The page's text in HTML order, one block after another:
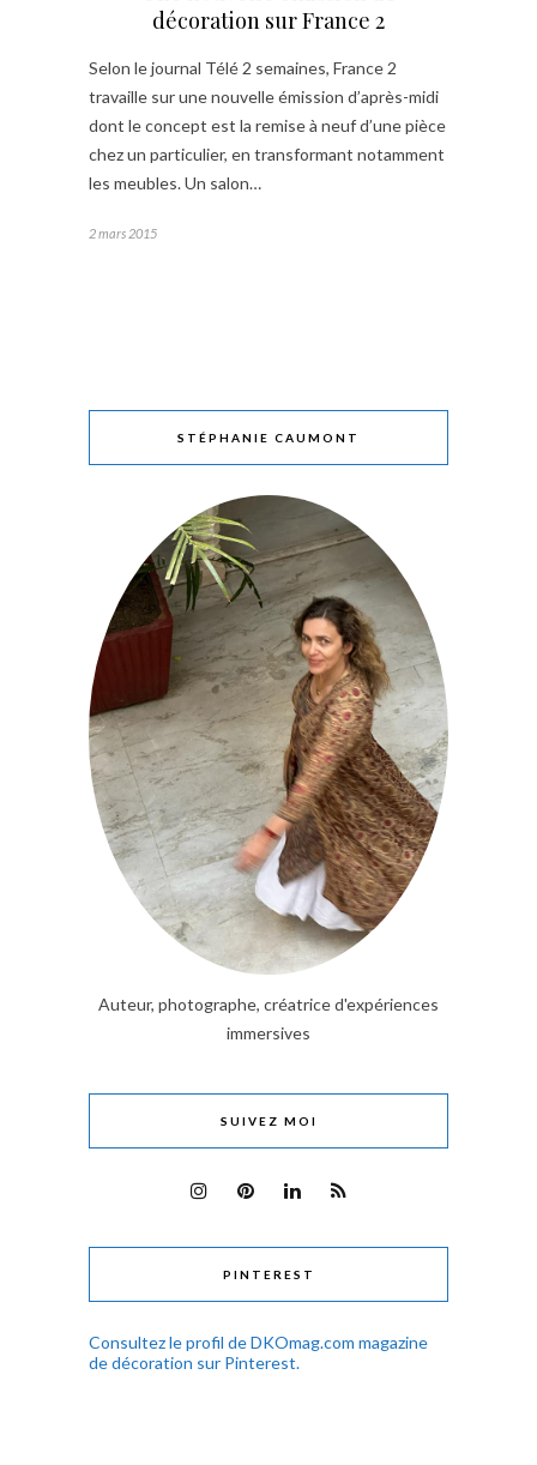
décoration sur France 2
Selon le journal Télé 2 semaines, France 2
travaille sur une nouvelle émission d’après-midi
dont le concept est la remise à neuf d’une pièce
chez un particulier, en transformant notamment
les meubles. Un salon…
2 mars 2015
STÉPHANIE CAUMONT
Auteur, photographe, créatrice d'expériences
immersives
SUIVEZ MOI
PINTEREST
Consultez le profil de DKOmag.com magazine
de décoration sur Pinterest.